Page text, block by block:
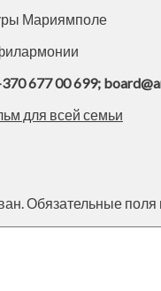
Мариямполе
677 00 699;
для всей семьи
Обязательные